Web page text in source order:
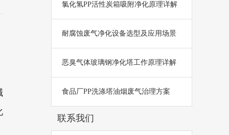
氯化氢PP活性炭箱吸附净化原理详解
耐腐蚀废气净化设备选型及应用场景
恶臭气体玻璃钢净化塔工作原理详解
食品厂PP洗涤塔油烟废气治理方案
联系我们